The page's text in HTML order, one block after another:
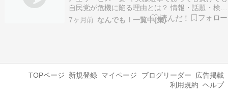
自民党が危機に陥る理由とは？ 情報・話題・検
索・動画・画像・履歴 ＜参考・分析・雑談・
SNS・話題・ニュース＞ ＜真相探求＞ 『参考動
7ヶ月前 なんでも！一覧中(集)
TOPページ 新規登録 マイページ ブログリーダー
広告掲載
利用規約 ヘルプ